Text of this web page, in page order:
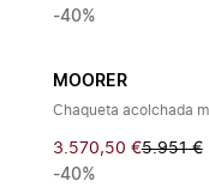
-40%
MOORER
Chaqueta acolchada
3.570,50 €5.951 €
-40%